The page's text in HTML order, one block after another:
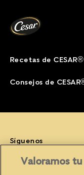
Recetas de CESAR®
Consejos de
Síguenos
Valoramos